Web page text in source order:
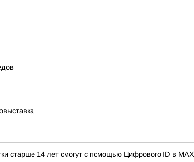
старше 14 лет смогут с помощью Цифрового ID в МAX